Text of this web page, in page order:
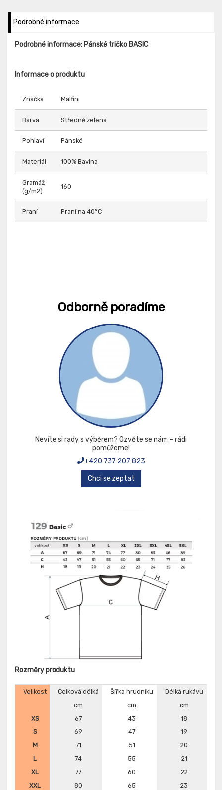
Podrobné informace
Podrobné informace: Pánské tričko BASIC
Informace o produktu
Značka Malfini
Barva Středně zelená
Pohlaví Pánské
Materiál 100% Bavlna
Gramáž
(g/m2)
160
Praní Praní na 40°C
Odborně poradíme
Nevíte si rady s výběrem? Ozvěte se nám – rádi
pomůžeme!
+420 737 207 823
Chci se zeptat
Rozměry produktu
Velikost Celková délká Šířka hrudníku
Délká rukávu
cm
cm
cm
XS
67 43
18
S
69 47
19
M
71 51
20
L
74 55
21
XL
77 60
22
XXL
80 65
23